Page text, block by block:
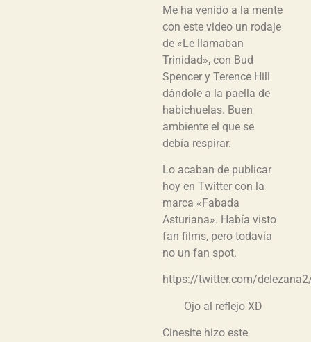
Me ha venido a la mente
con este video un rodaje
de «Le llamaban
Trinidad», con Bud
Spencer y Terence Hill
dándole a la paella de
habichuelas. Buen
ambiente el que se
debía respirar.
Lo acaban de publicar
hoy en Twitter con la
marca «Fabada
Asturiana». Había visto
fan films, pero todavía
no un fan spot.
https://twitter.com/
Ojo al reflejo XD
Cinesite hizo este